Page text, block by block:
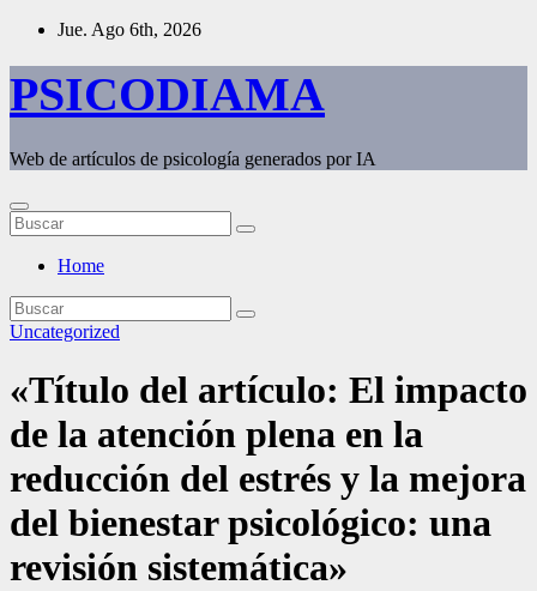
Saltar
contenido
Jue. Ago 6th, 2026
PSICODIAMA
Web de artículos de psicología generados por IA
Home
Uncategorized
«Título del artículo: El impacto
de la atención plena en la
reducción del estrés y la mejora
del bienestar psicológico: una
revisión sistemática»